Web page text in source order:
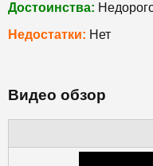
Достоинства:
Недостатки: Нет
Видео обзор